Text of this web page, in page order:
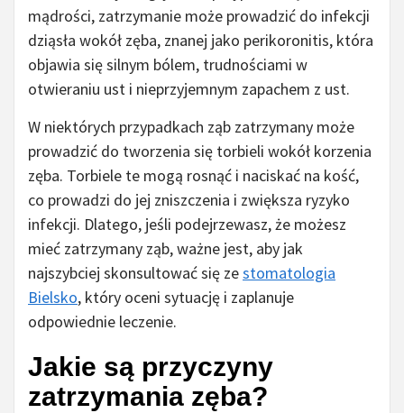
mądrości, zatrzymanie może prowadzić do infekcji
dziąsła wokół zęba, znanej jako perikoronitis, która
objawia się silnym bólem, trudnościami w
otwieraniu ust i nieprzyjemnym zapachem z ust.
W niektórych przypadkach ząb zatrzymany może
prowadzić do tworzenia się torbieli wokół korzenia
zęba. Torbiele te mogą rosnąć i naciskać na kość,
co prowadzi do jej zniszczenia i zwiększa ryzyko
infekcji. Dlatego, jeśli podejrzewasz, że możesz
mieć zatrzymany ząb, ważne jest, aby jak
najszybciej skonsultować się zestomatologia
Bielsko, który oceni sytuację i zaplanuje
odpowiednie leczenie.
Jakie są przyczyny
zatrzymania zęba?